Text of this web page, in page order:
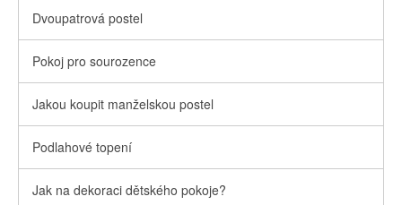
Dvoupatrová postel
Pokoj pro sourozence
Jakou koupit manželskou postel
Podlahové topení
Jak na dekoraci dětského pokoje?